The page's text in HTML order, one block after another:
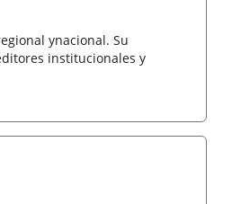
ynacional. Su
institucionales y